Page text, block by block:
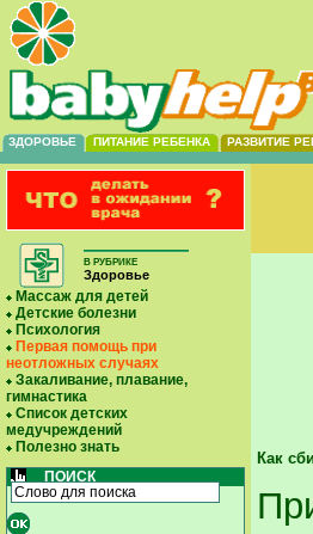
ЗДОРОВЬЕ ПИТАНИЕ РЕБЕНКА РАЗВИТИЕ
В РУБРИКЕ
Здоровье
Массаж для детей
Детские болезни
Психология
Первая помощь при
неотложных случаях
Закаливание, плавание,
гимнастика
Список детских
медучреждений
Полезно знать
ПОИСК
Как